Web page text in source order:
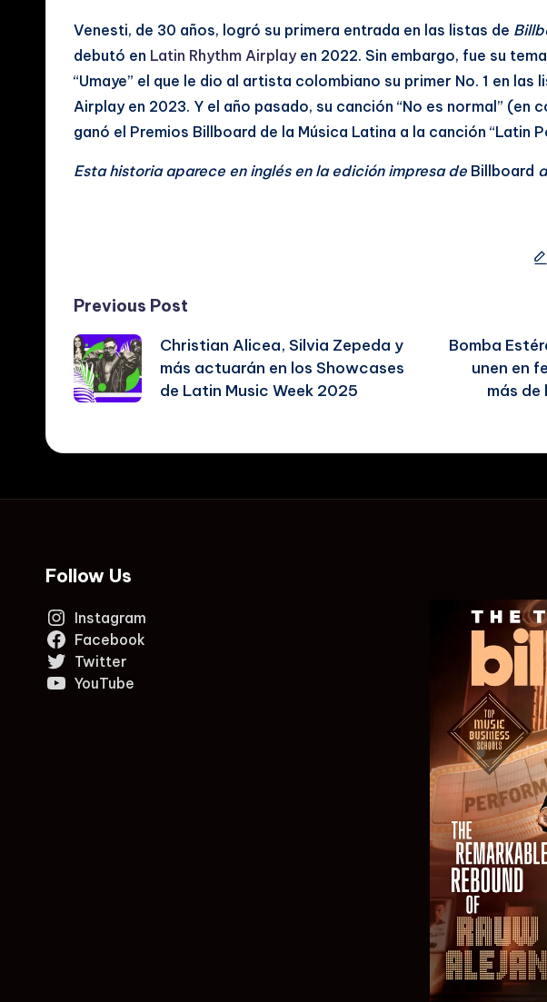
Venesti, de 30 años, logró su primera entrada en las listas de
debutó en Latin Rhythm Airplayen 2022. Sin embargo, fue su
“Umaye” el que le dio al artista colombiano su primer No. 1 en las
Airplay en 2023. Y el año pasado, su canción “No es normal” (en
ganó el Premios Billboard de la Música Latina a la canción “Latin
Esta historia aparece en inglés en la edición impresa de Billboard
Post
navigation
Previous Post
Christian Alicea, Silvia Zepeda y
más actuarán en los Showcases
de Latin Music Week 2025
Bomba
unen en
más de
Follow Us
Instagram
Facebook
Twitter
YouTube